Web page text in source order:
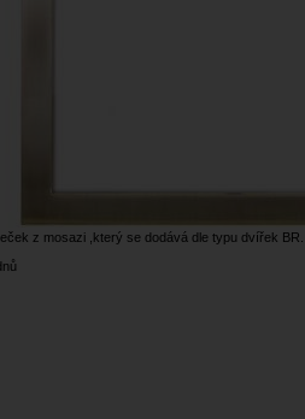
z mosazi ,který se dodává dle typu dvířek BR.